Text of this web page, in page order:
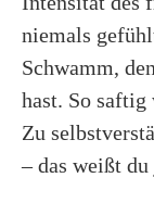
niemals
Schwamm,
hast. So saftig
Zu
– das weißt